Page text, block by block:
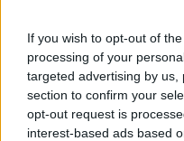
If you wish to opt-out of
processing of your
targeted advertising by
section to confirm your
opt-out request is
interest-based ads based
εμπλοκή του με την
βρέθηκε για να
Έφυγε ελπίζοντας να
οποίο ο ίδιος αποδείχθηκε